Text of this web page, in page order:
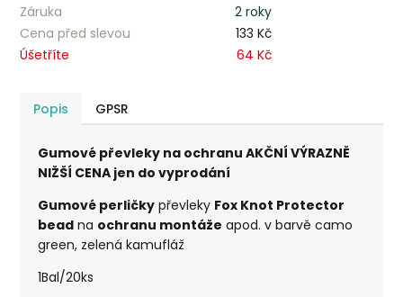
Záruka
2 roky
Cena před slevou
133 Kč
Úšetříte
64 Kč
Popis GPSR
Gumové převleky na ochranu AKČNÍ VÝRAZNĚ
NIŽŠÍ CENA jen do vyprodání
Gumové perličky převleky Fox Knot Protector
bead na ochranu montáže apod. v barvě camo
green, zelená kamufláž
1Bal/20ks